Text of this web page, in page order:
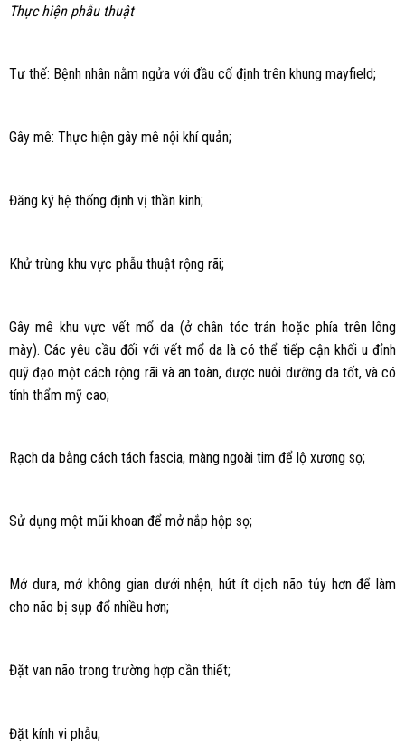
Thực hiện phẫu thuật
Tư thế: Bệnh nhân nằm ngửa với đầu cố định trên khung mayfield;
Gây mê: Thực hiện gây mê nội khí quản;
Đăng ký hệ thống định vị thần kinh;
Khử trùng khu vực phẫu thuật rộng rãi;
Gây mê khu vực vết mổ da (ở chân tóc trán hoặc phía trên lông
mày). Các yêu cầu đối với vết mổ da là có thể tiếp cận khối u đỉnh
quỹ đạo một cách rộng rãi và an toàn, được nuôi dưỡng da tốt, và có
tính thẩm mỹ cao;
Rạch da bằng cách tách fascia, màng ngoài tim để lộ xương sọ;
Sử dụng một mũi khoan để mở nắp hộp sọ;
Mở dura, mở không gian dưới nhện, hút ít dịch não tủy hơn để làm
cho não bị sụp đổ nhiều hơn;
Đặt van não trong trường hợp cần thiết;
Đặt kính vi phẫu;